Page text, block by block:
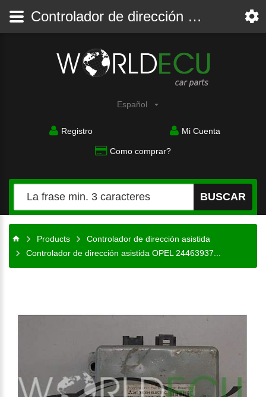
Piezas
del
Español
Registro Mi Cuenta
Como comprar?
BUSCAR
Products
Controlador de dirección asistida
Controlador de dirección asistida OPEL 24463937...
Controlador de dirección asistida OPEL 24463937 Q1T17774M - Controlador de dirección asistida - WorldECU